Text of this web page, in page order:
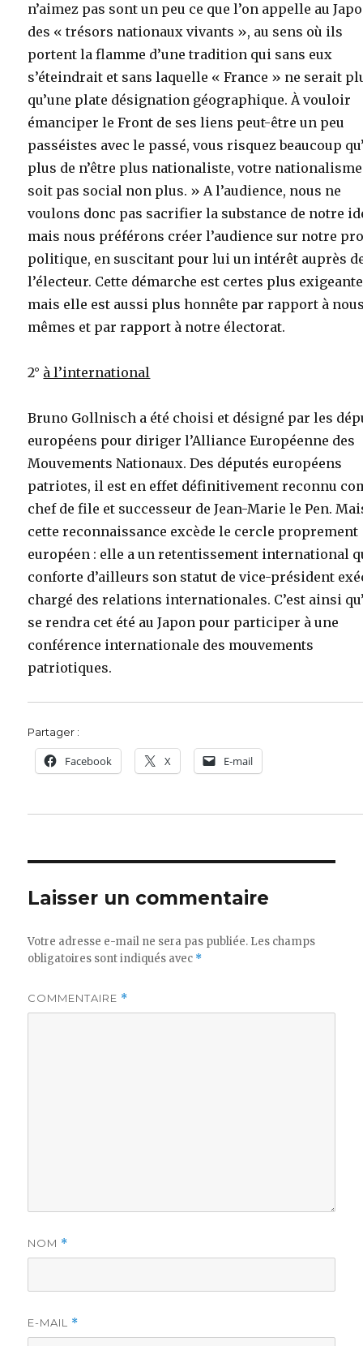
n’aimez pas sont un peu ce que l’on appelle au
des « trésors nationaux vivants », au sens où ils
portent la flamme d’une tradition qui sans eux
s’éteindrait et sans laquelle « France » ne serait
qu’une plate désignation géographique. À vouloir
émanciper le Front de ses liens peut-être un peu
passéistes avec le passé, vous risquez beaucoup
plus de n’être plus nationaliste, votre
soit pas social non plus. » A l’audience, nous ne
voulons donc pas sacrifier la substance de notre
mais nous préférons créer l’audience sur notre
politique, en suscitant pour lui un intérêt auprès
l’électeur. Cette démarche est certes plus
mais elle est aussi plus honnête par rapport à
mêmes et par rapport à notre électorat.
2° à l’international
Bruno Gollnisch a été choisi et désigné par les
européens pour diriger l’Alliance Européenne des
Mouvements Nationaux. Des députés européens
patriotes, il est en effet définitivement reconnu
chef de file et successeur de Jean-Marie le Pen.
cette reconnaissance excède le cercle proprement
européen : elle a un retentissement international
conforte d’ailleurs son statut de vice-président
chargé des relations internationales. C’est ainsi
se rendra cet été au Japon pour participer à une
conférence internationale des mouvements
patriotiques.
Partager :
Facebook X E-mail
Laisser un commentaire
Votre adresse e-mail ne sera pas publiée. Les champs
obligatoires sont indiqués avec *
COMMENTAIRE *
NOM *
E-MAIL *